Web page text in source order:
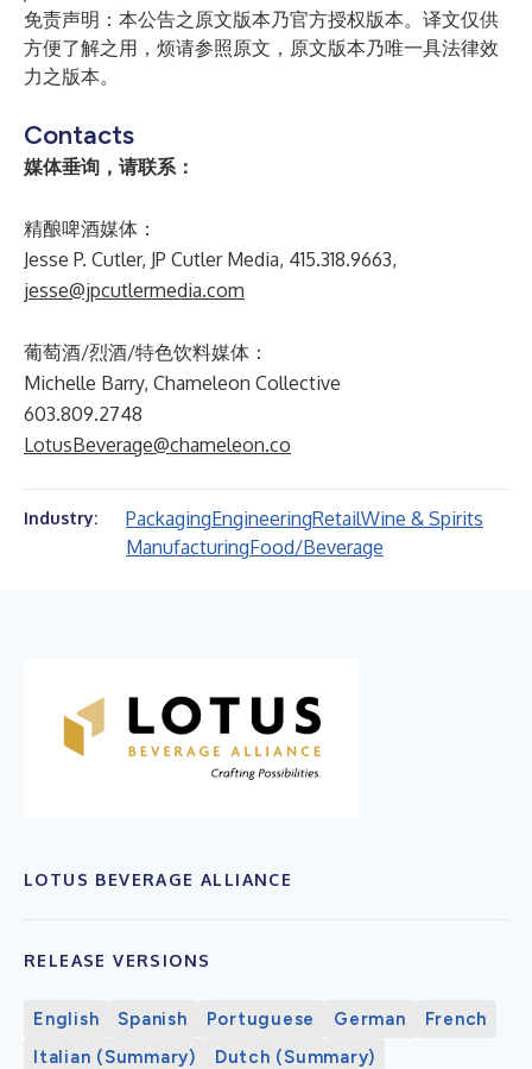
免责声明：本公告之原文版本乃官方授权版本。译文仅供
方便了解之用，烦请参照原文，原文版本乃唯一具法律效
力之版本。
Contacts
媒体垂询，请联系：
精酿啤酒媒体：
Jesse P. Cutler, JP Cutler Media, 415.318.9663,
jesse@jpcutlermedia.com
葡萄酒/烈酒/特色饮料媒体：
Michelle Barry, Chameleon Collective
603.809.2748
LotusBeverage@chameleon.co
Industry: PackagingEngineeringRetailWine & Spirits
ManufacturingFood/Beverage
LOTUS BEVERAGE ALLIANCE
RELEASE VERSIONS
English Spanish Portuguese German
French
Italian (Summary)
Dutch (Summary)